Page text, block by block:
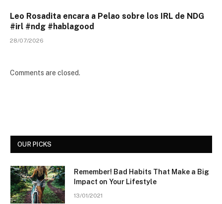
Leo Rosadita encara a Pelao sobre los IRL de NDG
#irl #ndg #hablagood
28/07/2026
Comments are closed.
OUR PICKS
Remember! Bad Habits That Make a Big
Impact on Your Lifestyle
13/01/2021